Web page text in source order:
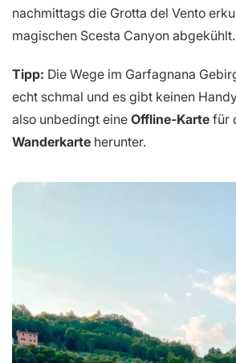
nachmittags die Grotta del Vento
magischen Scesta Canyon abgekühlt.
Tipp: Die Wege im Garfagnana
echt schmal und es gibt keinen
also unbedingt eine Offline-Karte für
Wanderkarte herunter.